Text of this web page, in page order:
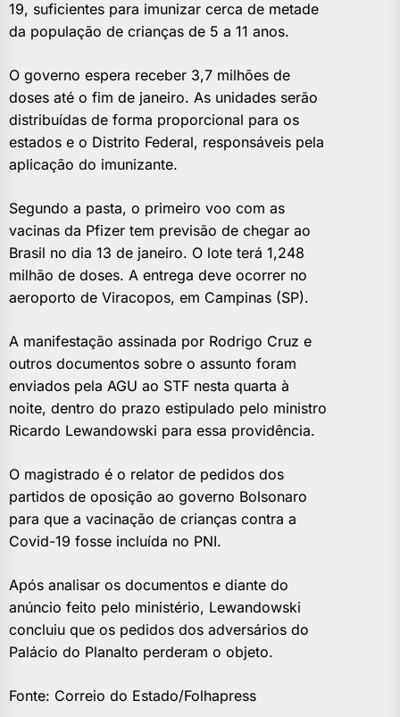
19, suficientes para imunizar cerca de metade
da população de crianças de 5 a 11 anos.
O governo espera receber 3,7 milhões de
doses até o fim de janeiro. As unidades serão
distribuídas de forma proporcional para os
estados e o Distrito Federal, responsáveis pela
aplicação do imunizante.
Segundo a pasta, o primeiro voo com as
vacinas da Pfizer tem previsão de chegar ao
Brasil no dia 13 de janeiro. O lote terá 1,248
milhão de doses. A entrega deve ocorrer no
aeroporto de Viracopos, em Campinas (SP).
A manifestação assinada por Rodrigo Cruz e
outros documentos sobre o assunto foram
enviados pela AGU ao STF nesta quarta à
noite, dentro do prazo estipulado pelo ministro
Ricardo Lewandowski para essa providência.
O magistrado é o relator de pedidos dos
partidos de oposição ao governo Bolsonaro
para que a vacinação de crianças contra a
Covid-19 fosse incluída no PNI.
Após analisar os documentos e diante do
anúncio feito pelo ministério, Lewandowski
concluiu que os pedidos dos adversários do
Palácio do Planalto perderam o objeto.
Fonte: Correio do Estado/Folhapress